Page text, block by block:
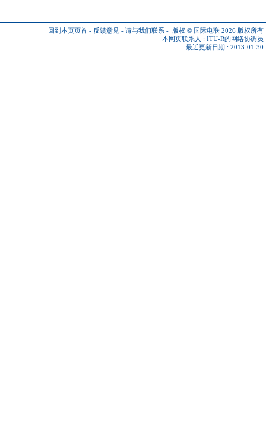
回到本页页首 - 反馈意见 - 请与我们联系 - 版权 © 国际电联 2026 版权所有
本网页联系人 : ITU-R的网络协调员
最近更新日期 : 2013-01-30